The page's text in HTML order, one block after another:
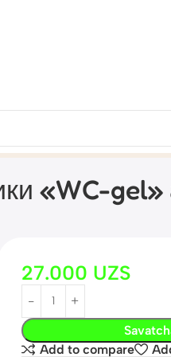
«WC-
27.000 UZS
Add to compare